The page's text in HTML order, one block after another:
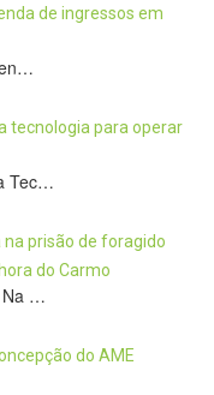
Tec…
Na …